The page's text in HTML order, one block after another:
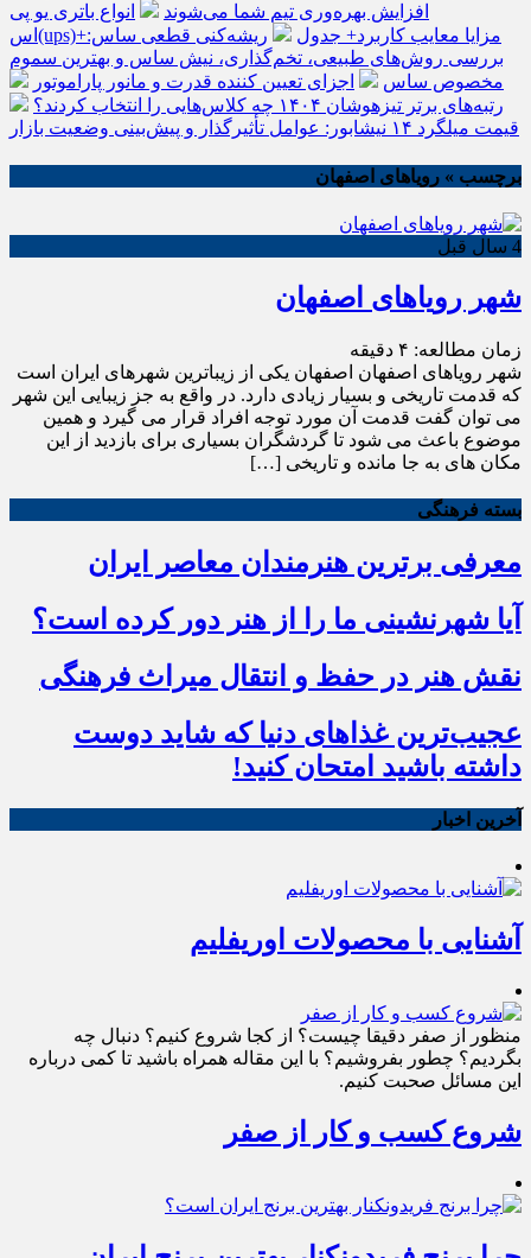
افزایش بهره‌وری تیم شما می‌شوند
انواع باتری یو پی
اس(ups)+مزایا معایب کاربرد+ جدول
ریشه‌کنی قطعی ساس:
بررسی روش‌های طبیعی، تخم‌گذاری، نیش ساس و بهترین سموم
مخصوص ساس
اجزای تعیین کننده قدرت و مانور پاراموتور
رتبه‌های برتر تیزهوشان ۱۴۰۴ چه کلاس‌هایی را انتخاب کردند؟
قیمت میلگرد ۱۴ نیشابور: عوامل تأثیرگذار و پیش‌بینی وضعیت بازار
برچسب » رویاهای اصفهان
4 سال قبل
شهر رویاهای اصفهان
زمان مطالعه: ۴ دقیقه
شهر رویاهای اصفهان اصفهان یکی از زیباترین شهرهای ایران است
که قدمت تاریخی و بسیار زیادی دارد. در واقع به ‌جز زیبایی این شهر
می ‌توان گفت قدمت آن مورد توجه افراد قرار می ‌گیرد و همین
موضوع باعث می ‌شود تا گردشگران بسیاری برای بازدید از این
مکان های به جا مانده و تاریخی […]
بسته فرهنگی
معرفی برترین هنرمندان معاصر ایران
آیا شهرنشینی ما را از هنر دور کرده است؟
نقش هنر در حفظ و انتقال میراث فرهنگی
عجیب‌ترین غذاهای دنیا که شاید دوست
داشته باشید امتحان کنید!
آخرین اخبار
آشنایی با محصولات اوریفلیم
منظور از صفر دقیقا چیست؟ از کجا شروع کنیم؟ دنبال چه
بگردیم؟ چطور بفروشیم؟ با این مقاله همراه باشید تا کمی درباره
این مسائل صحبت کنیم.
شروع کسب و کار از صفر